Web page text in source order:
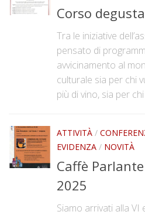
Corso
Tra le iniziative
pensato di
avvicinamento al
culturale sia per chi
più di vino, sia per
ATTIVITÀ /
EVIDENZA / NOVITÀ
Caffè
2025
Siamo arrivati alla VI